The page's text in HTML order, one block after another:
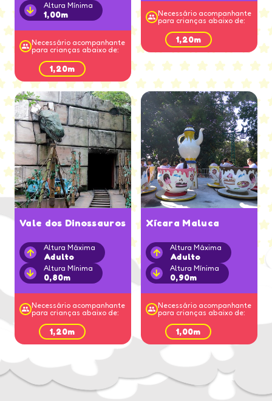
Altura Mínima
1,00m
Necessário acompanhante
para crianças abaixo de:
1,20m
Necessário acompanhante
para crianças abaixo de:
1,20m
Vale dos Dinossauros
Altura Máxima
Adulto
Altura Mínima
0,80m
Necessário acompanhante
para crianças abaixo de:
1,20m
Xícara Maluca
Altura Máxima
Adulto
Altura Mínima
0,90m
Necessário acompanhante
para crianças abaixo de:
1,00m